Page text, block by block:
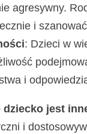
agresywny.
i
: Dzieci w
i
dziecko jest
i